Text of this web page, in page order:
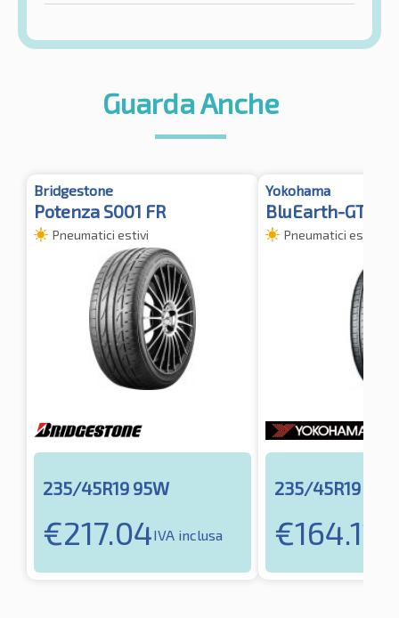
Guarda Anche
Bridgestone
Potenza S001 FR
Pneumatici estivi
235/45R19 95W
€217.04IVA inclusa
Yokohama
BluEarth-GT
Pneumatici estivi
235/45R19
€164.11